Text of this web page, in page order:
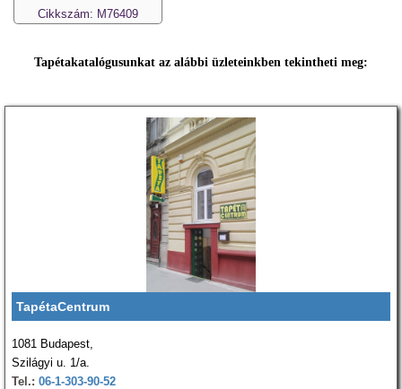
Cikkszám: M76409
Tapétakatalógusunkat az alábbi üzleteinkben tekintheti meg:
TapétaCentrum
1081 Budapest,
Szilágyi u. 1/a.
Tel.: 06-1-303-90-52